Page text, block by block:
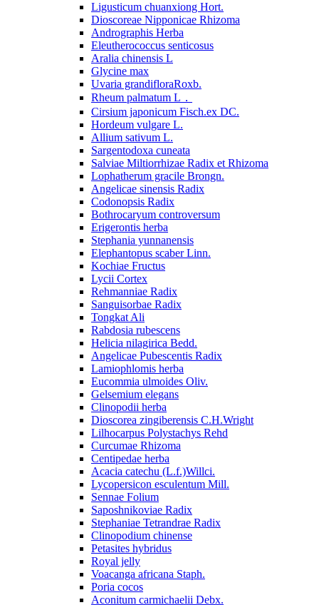
Ligusticum chuanxiong Hort.
Dioscoreae Nipponicae Rhizoma
Andrographis Herba
Eleutherococcus senticosus
Aralia chinensis L
Glycine max
Uvaria grandifloraRoxb.
Rheum palmatum L．
Cirsium japonicum Fisch.ex DC.
Hordeum vulgare L.
Allium sativum L.
Sargentodoxa cuneata
Salviae Miltiorrhizae Radix et Rhizoma
Lophatherum gracile Brongn.
Angelicae sinensis Radix
Codonopsis Radix
Bothrocaryum controversum
Erigerontis herba
Stephania yunnanensis
Elephantopus scaber Linn.
Kochiae Fructus
Lycii Cortex
Rehmanniae Radix
Sanguisorbae Radix
Tongkat Ali
Rabdosia rubescens
Helicia nilagirica Bedd.
Angelicae Pubescentis Radix
Lamiophlomis herba
Eucommia ulmoides Oliv.
Gelsemium elegans
Clinopodii herba
Dioscorea zingiberensis C.H.Wright
Lilhocarpus Polystachys Rehd
Curcumae Rhizoma
Centipedae herba
Acacia catechu (L.f.)Willci.
Lycopersicon esculentum Mill.
Sennae Folium
Saposhnikoviae Radix
Stephaniae Tetrandrae Radix
Clinopodium chinense
Petasites hybridus
Royal jelly
Voacanga africana Staph.
Poria cocos
Aconitum carmichaelii Debx.